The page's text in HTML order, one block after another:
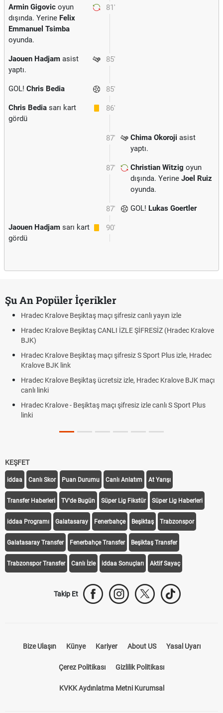
81'
Armin Gigovic oyun
dışında. Yerine Felix
Emmanuel Tsimba
oyunda.
85'
Jaouen Hadjam asist
yaptı.
85'
GOL! Chris Bedia
86'
Chris Bedia sarı kart
gördü
87' Chima Okoroji asist
yaptı.
87' Christian Witzig oyun
dışında. Yerine Joel Ruiz
oyunda.
87' GOL! Lukas Goertler
90'
Jaouen Hadjam sarı kart
gördü
Şu An Popüler İçerikler
Hradec Kralove Beşiktaş maçı şifresiz canlı yayın izle
Hradec Kralove Beşiktaş CANLI İZLE ŞİFRESİZ (Hradec Kralove
BJK)
Hradec Kralove Beşiktaş maçı şifresiz S Sport Plus izle, Hradec
Kralove BJK link
Hradec Kralove Beşiktaş ücretsiz izle, Hradec Kralove BJK maçı
canlı linki
Hradec Kralove - Beşiktaş maçı şifresiz izle canlı S Sport Plus
linki
KEŞFET
iddaa Canlı Skor Puan Durumu Canlı Anlatım At Yarışı
Transfer Haberleri TV'de Bugün Süper Lig Fikstür Süper Lig Haberleri
iddaa Programı Galatasaray Fenerbahçe Beşiktaş Trabzonspor
Galatasaray Transfer Fenerbahçe Transfer Beşiktaş Transfer
Trabzonspor Transfer Canlı İzle iddaa Sonuçları Aktif Sayaç
Takip Et
Bize Ulaşın Künye Kariyer About US Yasal Uyarı
Çerez Politikası Gizlilik Politikası
KVKK Aydınlatma Metni Kurumsal